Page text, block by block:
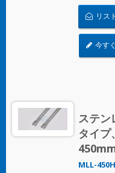
す
リス
今す
ステン
タイプ
MLL-